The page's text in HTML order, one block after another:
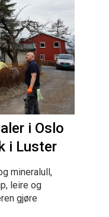
i Oslo
i Luster
mineralull,
leire og
gjøre